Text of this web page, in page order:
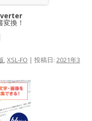
換！
XSL-FO | 投稿日: 2021年3